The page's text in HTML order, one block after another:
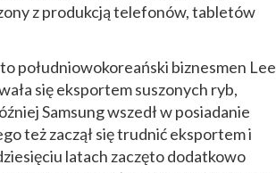
z produkcją telefonów, tabletów
południowokoreański biznesmen Lee
się eksportem suszonych ryb,
Samsung wszedł w posiadanie
też zaczął się trudnić eksportem i
latach zaczęto dodatkowo